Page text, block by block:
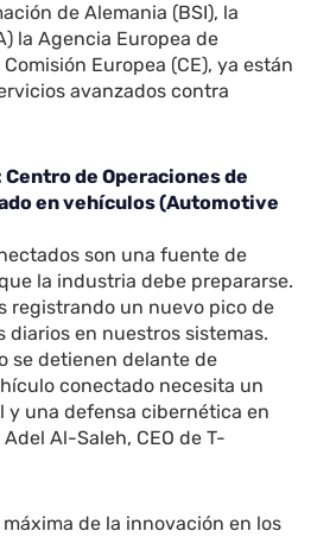
de Alemania (BSI), la
la Agencia Europea de
Europea (CE), ya están
avanzados contra
de Operaciones de
en vehículos (Automotive
son una fuente de
la industria debe prepararse.
registrando un nuevo pico de
diarios en nuestros sistemas.
se detienen delante de
conectado necesita un
y una defensa cibernética en
Al-Saleh, CEO de T-
de la innovación en los